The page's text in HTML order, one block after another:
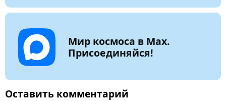
Мир космоса в Max.
Присоединяйся!
Оставить комментарий